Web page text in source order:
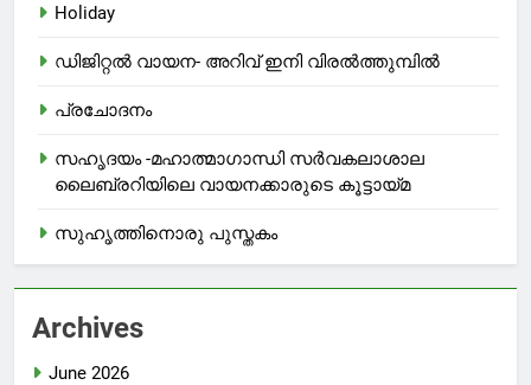
Holiday
ഡിജിറ്റൽ വായന- അറിവ് ഇനി വിരൽത്തുമ്പിൽ
പ്രചോദനം
സഹൃദയം -മഹാത്മാഗാന്ധി സർവകലാശാല
ലൈബ്രറിയിലെ വായനക്കാരുടെ കൂട്ടായ്മ
സുഹൃത്തിനൊരു പുസ്തകം
Archives
June 2026